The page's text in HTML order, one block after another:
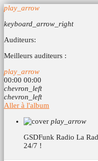
play_arrow
keyboard_arrow_right
Auditeurs:
Meilleurs auditeurs :
play_arrow
00:00 00:00
chevron_left
chevron_left
Aller à l'album
play_arrow
GSDFunk Radio La
24/7 !